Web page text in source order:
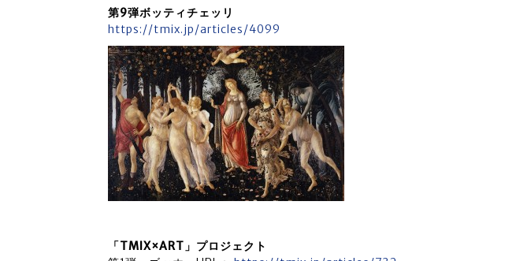
第9弾ボッティチェッリ
https://tmix.jp/articles/4099
「TMIX×ART」プロジェクト